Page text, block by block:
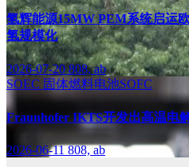
氢辉能源15MW PEM系统启运
氢规模化
2026-07-20808, ab
SOEC 固体燃料电池SOFC
Fraunhofer IKTS开发出高温电
2026-06-11808, ab